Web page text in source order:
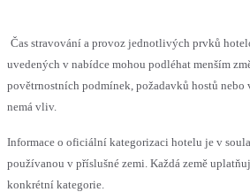
Čas stravování a provoz jednotlivých prvků
uvedených v nabídce mohou podléhat menším
povětrnostních podmínek, požadavků hostů nebo
nemá vliv.
Informace o oficiální kategorizaci hotelu je v
používanou v příslušné zemi. Každá země
konkrétní kategorie.